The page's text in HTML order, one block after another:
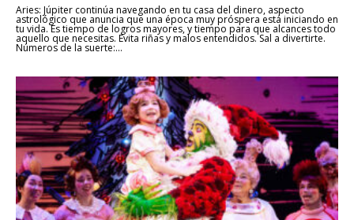
Aries: Júpiter continúa navegando en tu casa del dinero, aspecto
astrológico que anuncia que una época muy próspera está iniciando en
tu vida. Es tiempo de logros mayores, y tiempo para que alcances todo
aquello que necesitas. Evita riñas y malos entendidos. Sal a divertirte.
Números de la suerte:...